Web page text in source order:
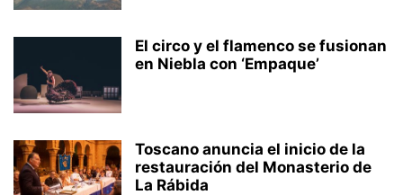
El circo y el flamenco se fusionan
en Niebla con ‘Empaque’
Toscano anuncia el inicio de la
restauración del Monasterio de
La Rábida